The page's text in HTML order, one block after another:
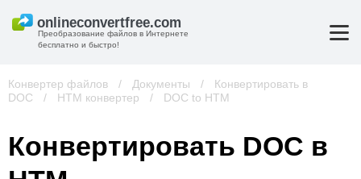
Преобразование файлов в Интернете
бесплатно и быстро!
Конвертер файлов / Документы /
Конвертировать в
DOC
/ HTM конвертер / DOC to HTM
Конвертировать DOC в